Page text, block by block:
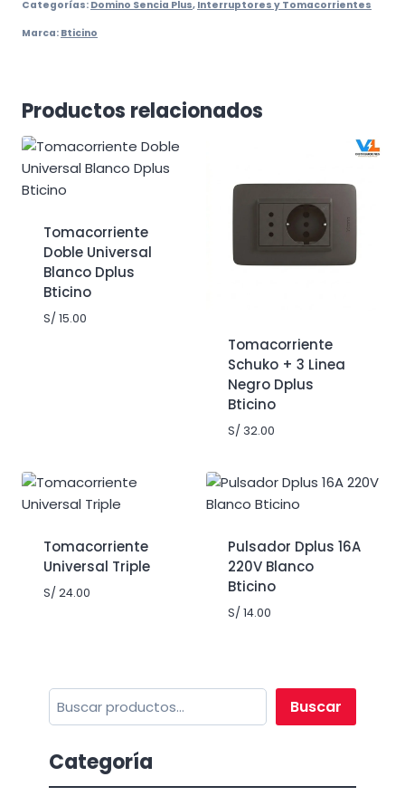
Dplus
Negro
cantidad
Categorías: Domino Sencia Plus, Interruptores y Tomacorrientes
Marca: Bticino
Productos relacionados
Tomacorriente
Doble Universal
Blanco Dplus
Bticino
S/ 15.00
Tomacorriente
Schuko + 3 Linea
Negro Dplus
Bticino
S/ 32.00
Tomacorriente
Universal Triple
S/ 24.00
Pulsador Dplus 16A
220V Blanco
Bticino
S/ 14.00
Buscar Buscar
Categoría